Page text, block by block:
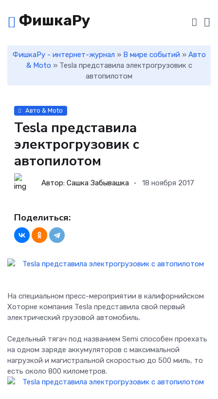
ФишкаРу
ФишкаРу - интернет-журнал » В мире событий » Авто
& Moto » Tesla представила электрогрузовик с
автопилотом
Авто & Moto
Tesla представила
электрогрузовик с
автопилотом
Автор: Сашка Забывашка 18 ноября 2017
Поделиться:
На специальном пресс-мероприятии в калифорнийском
Хоторне компания Tesla представила свой первый
электрический грузовой автомобиль.
Седельный тягач под названием Semi способен проехать
на одном заряде аккумуляторов с максимальной
нагрузкой и магистральной скоростью до 500 миль, то
есть около 800 километров.